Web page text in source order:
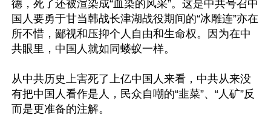
德，死了还被渲染成“血染的风采”。这是中共号召中
国人要勇于甘当韩战长津湖战役期间的“冰雕连”亦在
所不惜，鄙视和压抑个人自由和生命权。因为在中
共眼里，中国人就如同蝼蚁一样。
从中共历史上害死了上亿中国人来看，中共从来没
有把中国人看作是人，民众自嘲的“韭菜”、“人矿”反
而是更准备的注解。